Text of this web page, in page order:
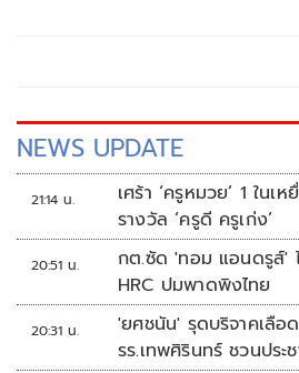
NEWS UPDATE
21:14 น.
เศร้า ‘ครูหมวย’ 1 ในเ
รางวัล ‘ครูดี ครูเก่ง’
20:51 น.
กต.ซัด 'ทอม แอนดรูส์'
HRC ปมพาดพิงไทย
20:31 น.
'ยศชนัน' รุดบริจาคเลือ
รร.เทพศิรินทร์ ชวนประ